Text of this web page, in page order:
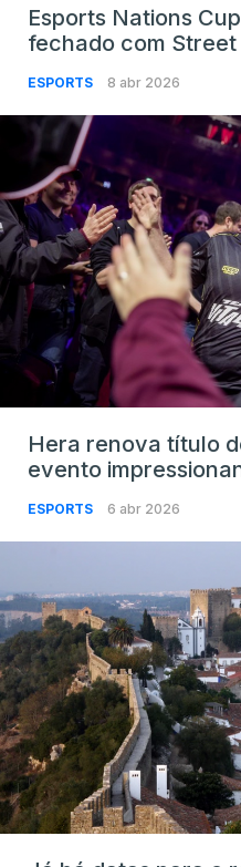
Esports Nations
fechado com Street
ESPORTS 8 abr 2026
Hera renova título
evento
ESPORTS 6 abr 2026